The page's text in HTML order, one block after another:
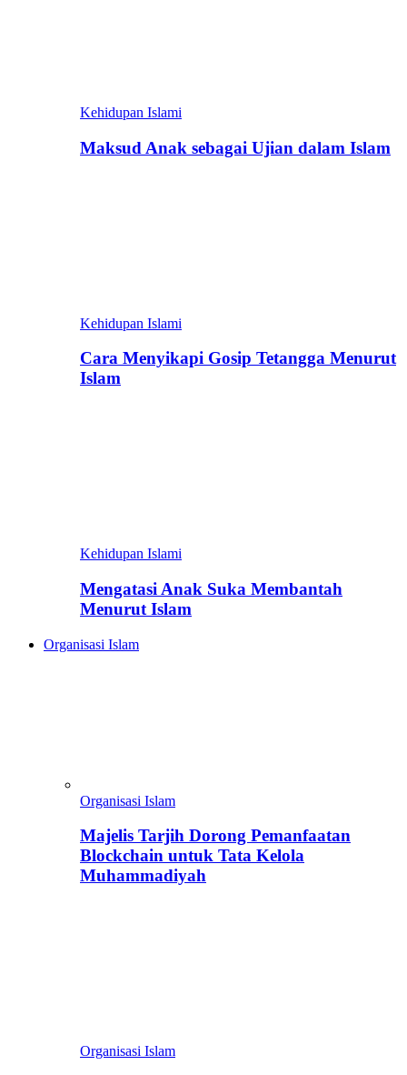
Kehidupan Islami
Maksud Anak sebagai Ujian dalam Islam
Kehidupan Islami
Cara Menyikapi Gosip Tetangga Menurut
Islam
Kehidupan Islami
Mengatasi Anak Suka Membantah
Menurut Islam
Organisasi Islam
Organisasi Islam
Majelis Tarjih Dorong Pemanfaatan
Blockchain untuk Tata Kelola
Muhammadiyah
Organisasi Islam